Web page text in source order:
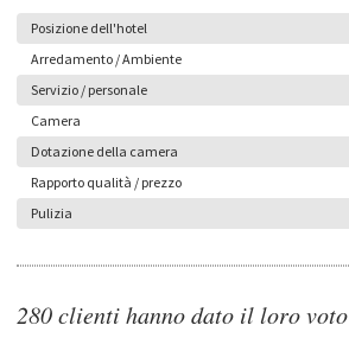
Posizione dell'hotel
Arredamento / Ambiente
Servizio / personale
Camera
Dotazione della camera
Rapporto qualità / prezzo
Pulizia
280 clienti hanno dato il loro voto